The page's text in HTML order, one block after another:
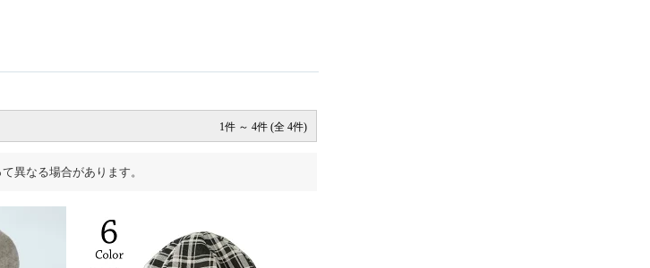
1件 ～ 4件 (全 4件)
異なる場合があります。